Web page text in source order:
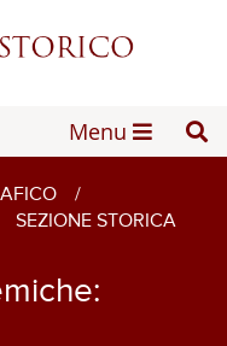
Menu
/
SEZIONE STORICA